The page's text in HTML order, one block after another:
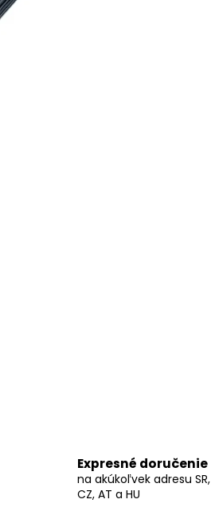
Expresné doručenie
na akúkoľvek adresu SR,
CZ, AT a HU